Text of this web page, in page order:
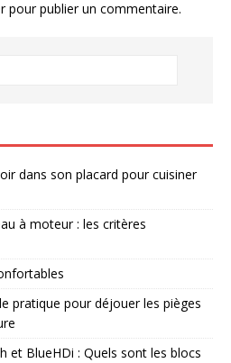
pour publier un commentaire.
dans son placard pour cuisiner
à moteur : les critères
pratique pour déjouer les pièges
et BlueHDi : Quels sont les blocs